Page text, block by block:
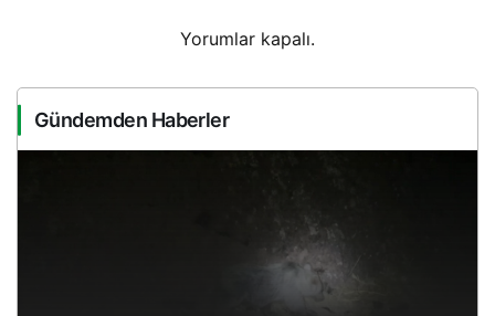
Yorumlar kapalı.
Gündemden Haberler